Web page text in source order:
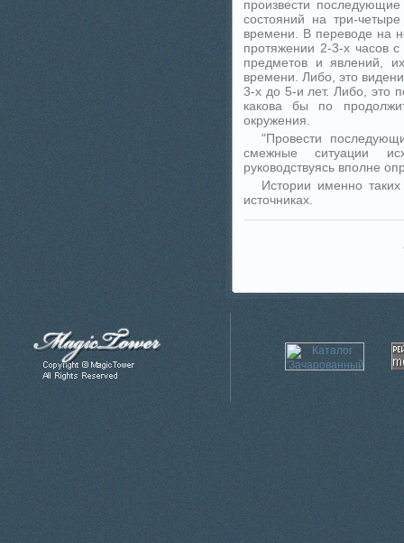
произвести
состояний на три-
времени. В переводе на
протяжении 2-3-х часов
предметов и явлений,
времени. Либо, это
3-х до 5-и лет. Либо, это
какова бы по
окружения.
"Провести
смежные ситуации
руководствуясь вполне
Истории именно
источниках.